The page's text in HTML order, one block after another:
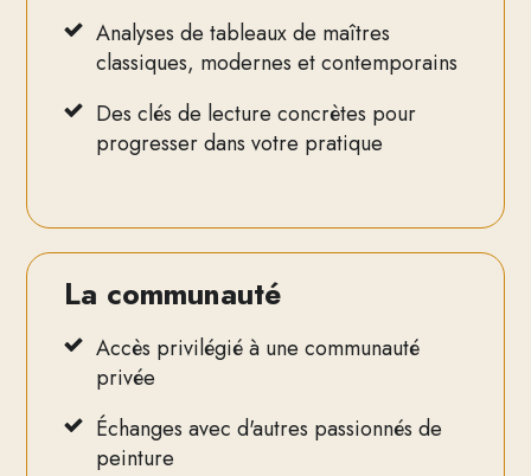
Analyses de tableaux de maîtres
classiques, modernes et contemporains
Des clés de lecture concrètes pour
progresser dans votre pratique
La communauté
Accès privilégié à une communauté
privée
Échanges avec d'autres passionnés de
peinture